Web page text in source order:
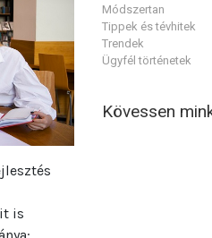
is
Módszertan
Tippek és tévhitek
Trendek
Ügyfél történetek
Kövessen